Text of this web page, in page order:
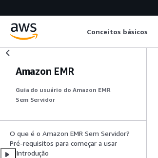
Conceitos básicos
Amazon EMR
Guia do usuário do Amazon EMR
Sem Servidor
O que é o Amazon EMR Sem Servidor?
Pré-requisitos para começar a usar
Introdução